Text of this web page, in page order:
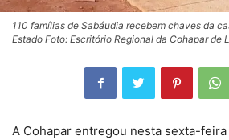
110 famílias de Sabáudia recebem chaves da
Estado Foto: Escritório Regional da Cohapar de
A Cohapar entregou nesta sexta-feira